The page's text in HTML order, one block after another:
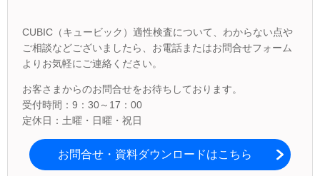
CUBIC（キュービック）適性検査について、わからない点や
ご相談などございましたら、お電話またはお問合せフォーム
よりお気軽にご連絡ください。
お客さまからのお問合せをお待ちしております。
受付時間：9：30～17：00
定休日：土曜・日曜・祝日
お問合せ・資料ダウンロードはこちら